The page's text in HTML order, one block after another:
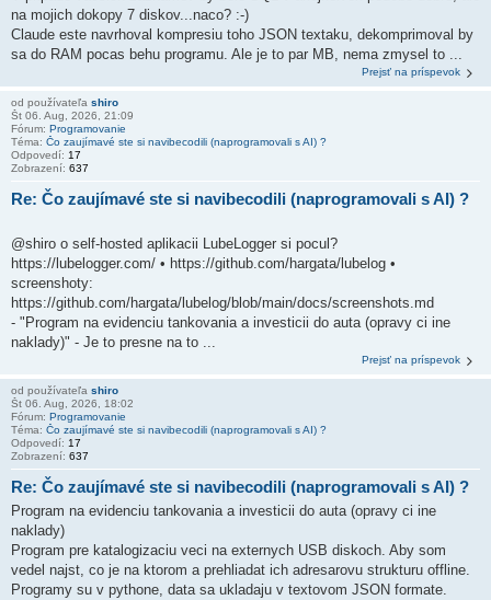
na mojich dokopy 7 diskov...naco? :-)
Claude este navrhoval kompresiu toho JSON textaku, dekomprimoval by
sa do RAM pocas behu programu. Ale je to par MB, nema zmysel to ...
Prejsť na príspevok
od používateľa shiro
Št 06. Aug, 2026, 21:09
Fórum: Programovanie
Téma: Čo zaujímavé ste si navibecodili (naprogramovali s AI) ?
Odpovedí: 17
Zobrazení: 637
Re: Čo zaujímavé ste si navibecodili (naprogramovali s AI) ?
@shiro o self-hosted aplikacii LubeLogger si pocul?
https://lubelogger.com/ • https://github.com/hargata/lubelog •
screenshoty:
https://github.com/hargata/lubelog/blob/main/docs/screenshots.md
- "Program na evidenciu tankovania a investicii do auta (opravy ci ine
naklady)" - Je to presne na to ...
Prejsť na príspevok
od používateľa shiro
Št 06. Aug, 2026, 18:02
Fórum: Programovanie
Téma: Čo zaujímavé ste si navibecodili (naprogramovali s AI) ?
Odpovedí: 17
Zobrazení: 637
Re: Čo zaujímavé ste si navibecodili (naprogramovali s AI) ?
Program na evidenciu tankovania a investicii do auta (opravy ci ine
naklady)
Program pre katalogizaciu veci na externych USB diskoch. Aby som
vedel najst, co je na ktorom a prehliadat ich adresarovu strukturu offline.
Programy su v pythone, data sa ukladaju v textovom JSON formate.